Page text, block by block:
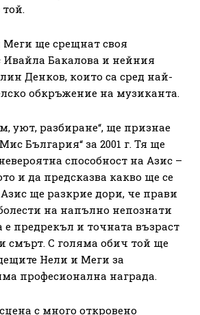
ще срещнат своя
Ивайла Бакалова и нейния
Денков, които са сред най-
обкръжение на музиканта.
уют, разбиране“, ще признае
България“ за 2001 г. Тя ще
способност на Азис –
и да предсказва какво ще се
ще разкрие дори, че прави
на напълно непознати
е предрекъл и точната възраст
смърт. С голяма обич той ще
Нели и Меги за
професионална награда.
с много откровено